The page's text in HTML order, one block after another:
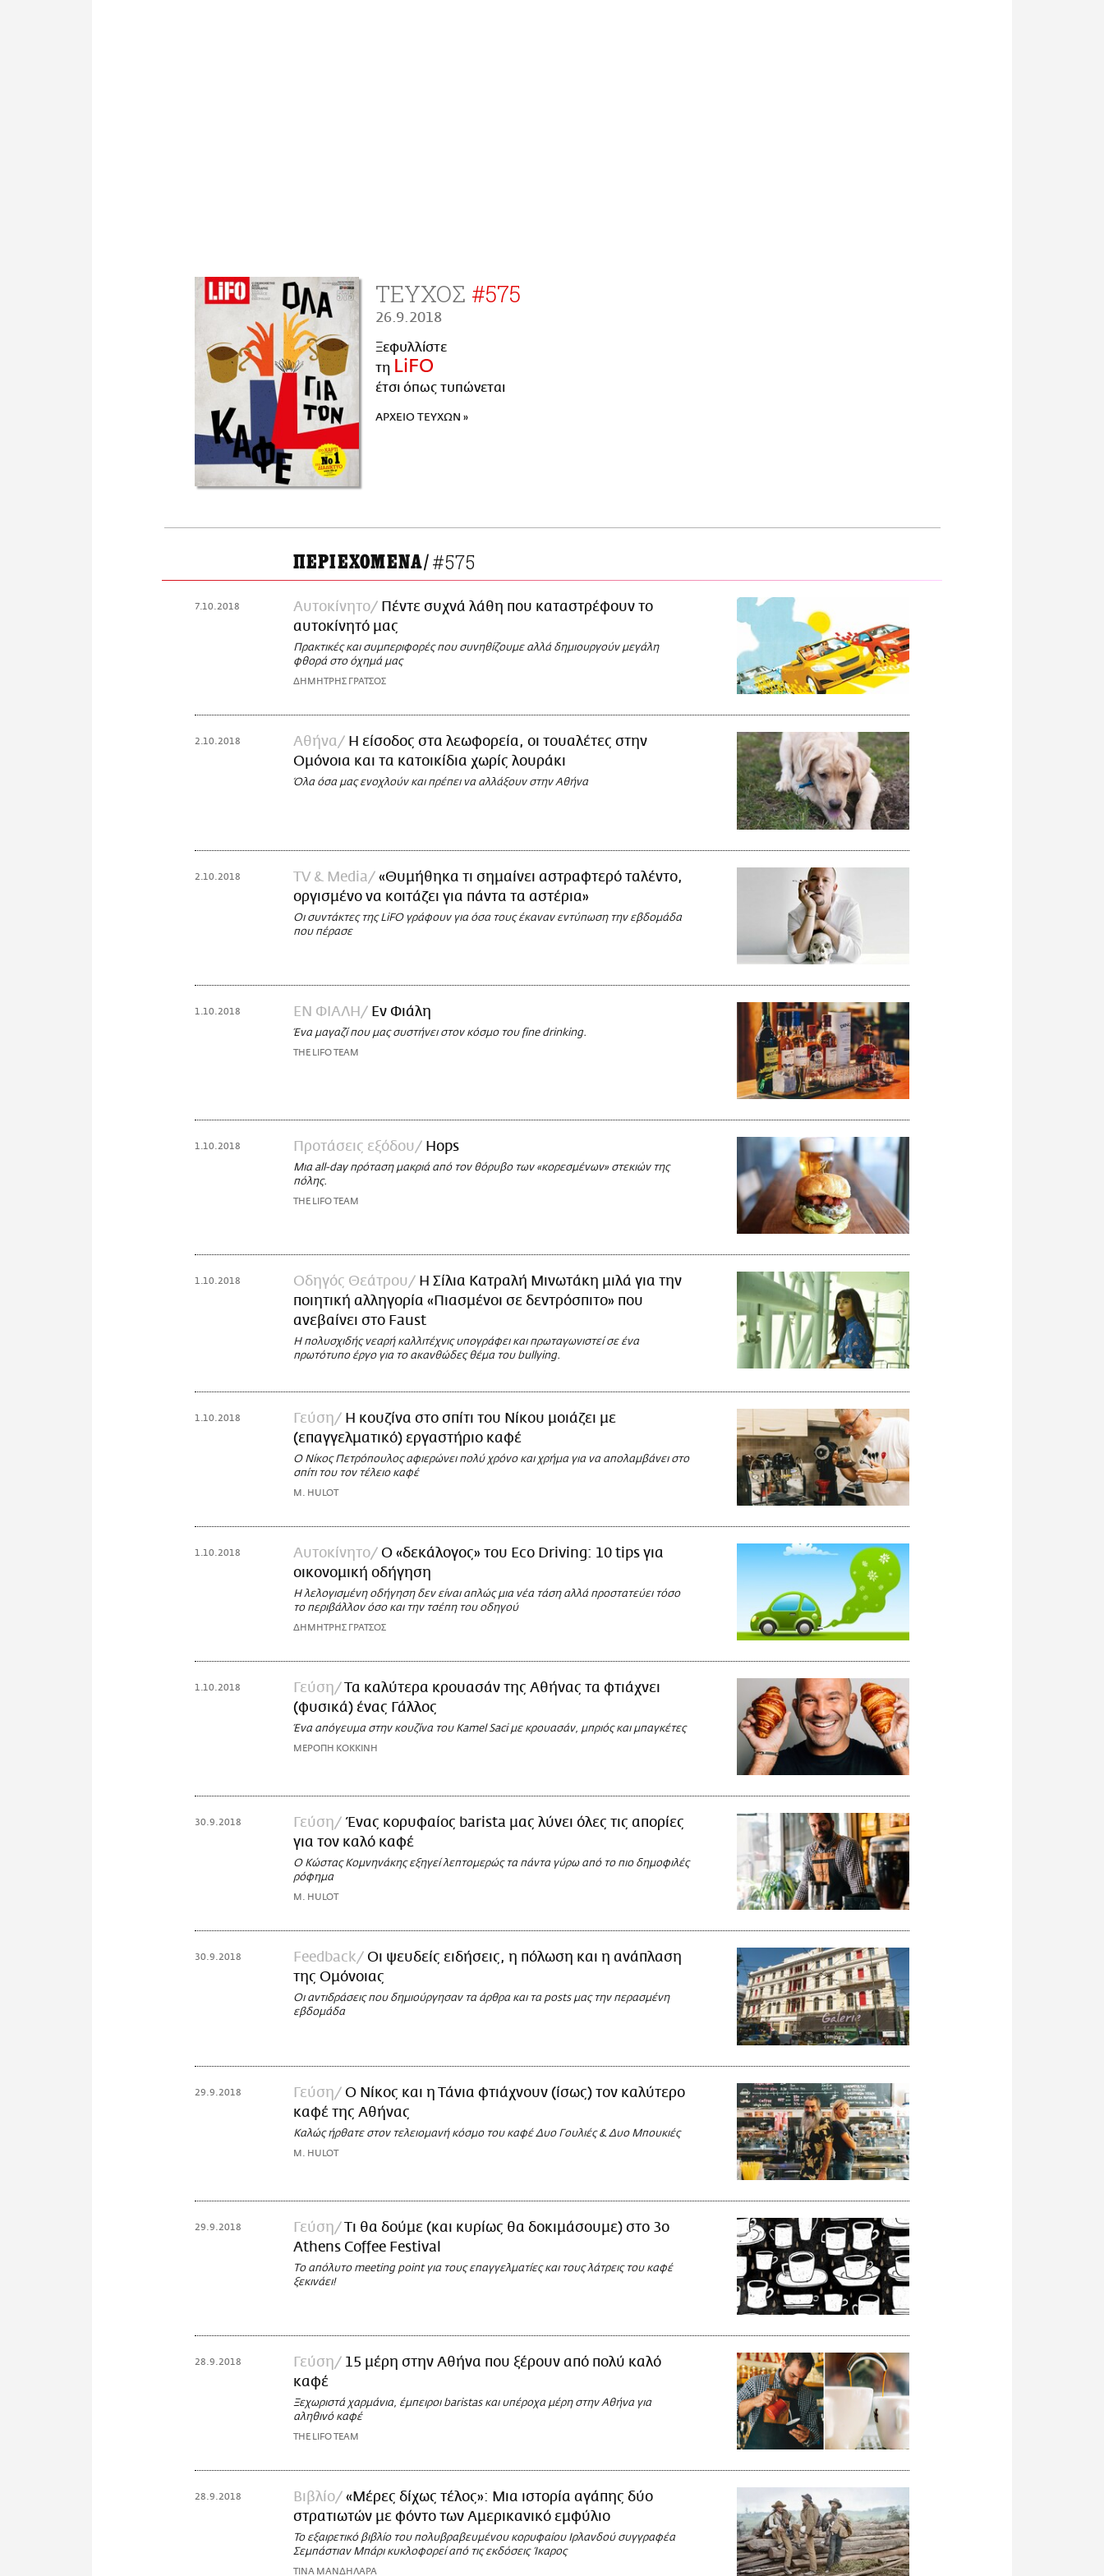
ΤΕΥΧΟΣ #575
26.9.2018
Ξεφυλλίστε
τη LiFO
έτσι όπως τυπώνεται
ΑΡΧΕΙΟ ΤΕΥΧΩΝ »
ΠΕΡΙΕΧΟΜΕΝΑ/#575
7.10.2018 Αυτοκίνητο
Πέντε συχνά λάθη που καταστρέφουν το
αυτοκίνητό μας
Πρακτικές και συμπεριφορές που συνηθίζουμε αλλά δημιουργούν μεγάλη
φθορά στο όχημά μας
ΔΗΜΗΤΡΗΣ ΓΡΑΤΣΟΣ
2.10.2018 Αθήνα
Η είσοδος στα λεωφορεία, οι τουαλέτες στην
Ομόνοια και τα κατοικίδια χωρίς λουράκι
Όλα όσα μας ενοχλούν και πρέπει να αλλάξουν στην Αθήνα
2.10.2018 TV & Media
«Θυμήθηκα τι σημαίνει αστραφτερό ταλέντο,
οργισμένο να κοιτάζει για πάντα τα αστέρια»
Οι συντάκτες της LiFO γράφουν για όσα τους έκαναν εντύπωση την εβδομάδα
που πέρασε
1.10.2018 ΕΝ ΦΙΑΛΗ Εν Φιάλη
Ένα μαγαζί που μας συστήνει στον κόσμο του fine drinking.
THE LIFO TEAM
1.10.2018 Προτάσεις εξόδου Hops
Μια all-day πρόταση μακριά από τον θόρυβο των «κορεσμένων» στεκιών της
πόλης.
THE LIFO TEAM
1.10.2018 Οδηγός Θεάτρου
Η Σίλια Κατραλή Μινωτάκη μιλά για την
ποιητική αλληγορία «Πιασμένοι σε δεντρόσπιτο» που
ανεβαίνει στο Faust
Η πολυσχιδής νεαρή καλλιτέχνις υπογράφει και πρωταγωνιστεί σε ένα
πρωτότυπο έργο για το ακανθώδες θέμα του bullying.
1.10.2018 Γεύση
Η κουζίνα στο σπίτι του Νίκου μοιάζει με
(επαγγελματικό) εργαστήριο καφέ
Ο Νίκος Πετρόπουλος αφιερώνει πολύ χρόνο και χρήμα για να απολαμβάνει στο
σπίτι του τον τέλειο καφέ
M. HULOT
1.10.2018 Αυτοκίνητο
Ο «δεκάλογος» του Eco Driving: 10 tips για
οικονομική οδήγηση
Η λελογισμένη οδήγηση δεν είναι απλώς μια νέα τάση αλλά προστατεύει τόσο
το περιβάλλον όσο και την τσέπη του οδηγού
ΔΗΜΗΤΡΗΣ ΓΡΑΤΣΟΣ
1.10.2018 Γεύση
Τα καλύτερα κρουασάν της Αθήνας τα φτιάχνει
(φυσικά) ένας Γάλλος
Ένα απόγευμα στην κουζίνα του Kamel Saci με κρουασάν, μπριός και μπαγκέτες
ΜΕΡΟΠΗ ΚΟΚΚΙΝΗ
30.9.2018 Γεύση
Ένας κορυφαίος barista μας λύνει όλες τις απορίες
για τον καλό καφέ
Ο Κώστας Κομνηνάκης εξηγεί λεπτομερώς τα πάντα γύρω από το πιο δημοφιλές
ρόφημα
M. HULOT
30.9.2018 Feedback
Οι ψευδείς ειδήσεις, η πόλωση και η ανάπλαση
της Ομόνοιας
Oι αντιδράσεις που δημιούργησαν τα άρθρα και τα posts μας την περασμένη
εβδομάδα
29.9.2018 Γεύση
Ο Νίκος και η Τάνια φτιάχνουν (ίσως) τον καλύτερο
καφέ της Αθήνας
Καλώς ήρθατε στον τελειομανή κόσμο του καφέ Δυο Γουλιές & Δυο Μπουκιές
M. HULOT
29.9.2018 Γεύση
Τι θα δούμε (και κυρίως θα δοκιμάσουμε) στο 3o
Athens Coffee Festival
Το απόλυτο meeting point για τους επαγγελματίες και τους λάτρεις του καφέ
ξεκινάει!
28.9.2018 Γεύση
15 μέρη στην Αθήνα που ξέρουν από πολύ καλό
καφέ
Ξεχωριστά χαρμάνια, έμπειροι baristas και υπέροχα μέρη στην Αθήνα για
αληθινό καφέ
THE LIFO TEAM
28.9.2018 Βιβλίο
«Μέρες δίχως τέλος»: Μια ιστορία αγάπης δύο
στρατιωτών με φόντο των Αμερικανικό εμφύλιο
To εξαιρετικό βιβλίο του πολυβραβευμένου κορυφαίου Ιρλανδού συγγραφέα
Σεμπάστιαν Μπάρι κυκλοφορεί από τις εκδόσεις Ίκαρος
ΤΙΝΑ ΜΑΝΔΗΛΑΡΑ